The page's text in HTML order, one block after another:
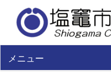
メニュー